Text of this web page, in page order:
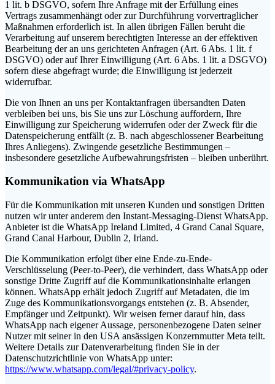
1 lit. b DSGVO, sofern Ihre Anfrage mit der Erfüllung eines
Vertrags zusammenhängt oder zur Durchführung vorvertraglicher
Maßnahmen erforderlich ist. In allen übrigen Fällen beruht die
Verarbeitung auf unserem berechtigten Interesse an der effektiven
Bearbeitung der an uns gerichteten Anfragen (Art. 6 Abs. 1 lit. f
DSGVO) oder auf Ihrer Einwilligung (Art. 6 Abs. 1 lit. a DSGVO)
sofern diese abgefragt wurde; die Einwilligung ist jederzeit
widerrufbar.
Die von Ihnen an uns per Kontaktanfragen übersandten Daten
verbleiben bei uns, bis Sie uns zur Löschung auffordern, Ihre
Einwilligung zur Speicherung widerrufen oder der Zweck für die
Datenspeicherung entfällt (z. B. nach abgeschlossener Bearbeitung
Ihres Anliegens). Zwingende gesetzliche Bestimmungen –
insbesondere gesetzliche Aufbewahrungsfristen – bleiben unberührt.
Kommunikation via WhatsApp
Für die Kommunikation mit unseren Kunden und sonstigen Dritten
nutzen wir unter anderem den Instant-Messaging-Dienst WhatsApp.
Anbieter ist die WhatsApp Ireland Limited, 4 Grand Canal Square,
Grand Canal Harbour, Dublin 2, Irland.
Die Kommunikation erfolgt über eine Ende-zu-Ende-
Verschlüsselung (Peer-to-Peer), die verhindert, dass WhatsApp oder
sonstige Dritte Zugriff auf die Kommunikationsinhalte erlangen
können. WhatsApp erhält jedoch Zugriff auf Metadaten, die im
Zuge des Kommunikationsvorgangs entstehen (z. B. Absender,
Empfänger und Zeitpunkt). Wir weisen ferner darauf hin, dass
WhatsApp nach eigener Aussage, personenbezogene Daten seiner
Nutzer mit seiner in den USA ansässigen Konzernmutter Meta teilt.
Weitere Details zur Datenverarbeitung finden Sie in der
Datenschutzrichtlinie von WhatsApp unter:
https://www.whatsapp.com/legal/#privacy-policy.